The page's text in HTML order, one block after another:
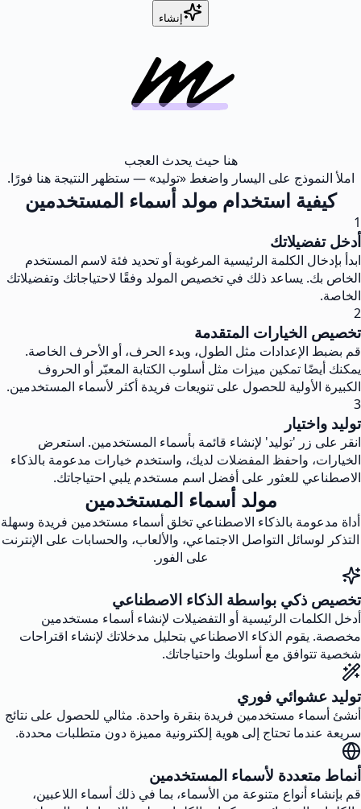
إنشاء
هنا حيث يحدث العجب
املأ النموذج على اليسار واضغط «توليد» — ستظهر النتيجة هنا فورًا.
كيفية استخدام مولد أسماء المستخدمين
1
أدخل تفضيلاتك
ابدأ بإدخال الكلمة الرئيسية المرغوبة أو تحديد فئة لاسم المستخدم
الخاص بك. يساعد ذلك في تخصيص المولد وفقًا لاحتياجاتك وتفضيلاتك
الخاصة.
2
تخصيص الخيارات المتقدمة
قم بضبط الإعدادات مثل الطول، وبدء الحرف، أو الأحرف الخاصة.
يمكنك أيضًا تمكين ميزات مثل أسلوب الكتابة المعبّر أو الحروف
الكبيرة الأولية للحصول على تنويعات فريدة أكثر لأسماء المستخدمين.
3
توليد واختيار
انقر على زر 'توليد' لإنشاء قائمة بأسماء المستخدمين. استعرض
الخيارات، واحفظ المفضلات لديك، واستخدم خيارات مدعومة بالذكاء
الاصطناعي للعثور على أفضل اسم مستخدم يلبي احتياجاتك.
مولد أسماء المستخدمين
أداة مدعومة بالذكاء الاصطناعي تخلق أسماء مستخدمين فريدة وسهلة
التذكر لوسائل التواصل الاجتماعي، والألعاب، والحسابات على الإنترنت
على الفور.
تخصيص ذكي بواسطة الذكاء الاصطناعي
أدخل الكلمات الرئيسية أو التفضيلات لإنشاء أسماء مستخدمين
مخصصة. يقوم الذكاء الاصطناعي بتحليل مدخلاتك لإنشاء اقتراحات
شخصية تتوافق مع أسلوبك واحتياجاتك.
توليد عشوائي فوري
أنشئ أسماء مستخدمين فريدة بنقرة واحدة. مثالي للحصول على نتائج
سريعة عندما تحتاج إلى هوية إلكترونية مميزة دون متطلبات محددة.
أنماط متعددة لأسماء المستخدمين
قم بإنشاء أنواع متنوعة من الأسماء، بما في ذلك أسماء اللاعبين،